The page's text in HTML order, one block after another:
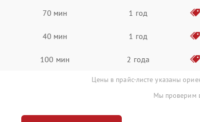
70 мин 1 год
40 мин 1 год
100 мин 2 года
Цены в прайс-листе указаны
Мы проверим